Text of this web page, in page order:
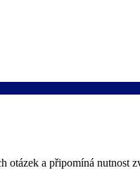
otázek a připomíná nutnost